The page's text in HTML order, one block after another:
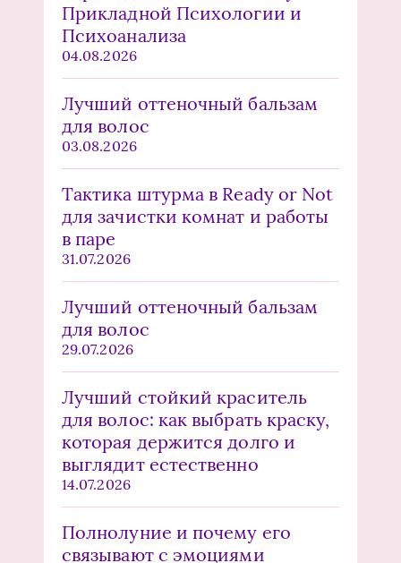
Прикладной Психологии и
Психоанализа
04.08.2026
Лучший оттеночный бальзам
для волос
03.08.2026
Тактика штурма в Ready or Not
для зачистки комнат и работы
в паре
31.07.2026
Лучший оттеночный бальзам
для волос
29.07.2026
Лучший стойкий краситель
для волос: как выбрать краску,
которая держится долго и
выглядит естественно
14.07.2026
Полнолуние и почему его
связывают с эмоциями